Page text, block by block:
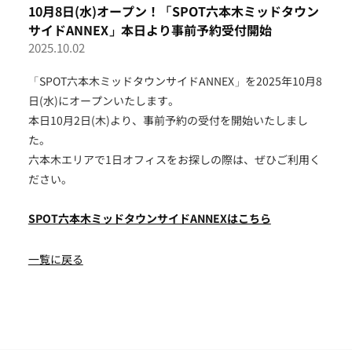
10月8日(水)オープン！「SPOT六本木ミッドタウン
サイドANNEX」本日より事前予約受付開始
2025.10.02
「SPOT六本木ミッドタウンサイドANNEX」を2025年10月8
日(水)にオープンいたします。
本日10月2日(木)より、事前予約の受付を開始いたしまし
た。
六本木エリアで1日オフィスをお探しの際は、ぜひご利用く
ださい。
SPOT六本木ミッドタウンサイドANNEXはこちら
一覧に戻る